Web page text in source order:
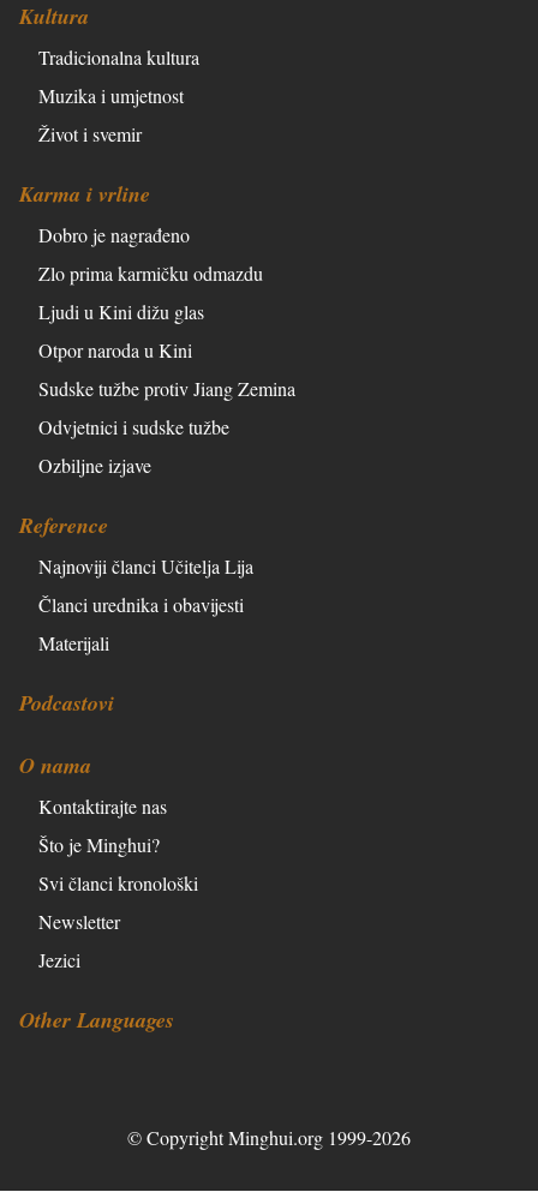
Kultura
Tradicionalna kultura
Muzika i umjetnost
Život i svemir
Karma i vrline
Dobro je nagrađeno
Zlo prima karmičku odmazdu
Ljudi u Kini dižu glas
Otpor naroda u Kini
Sudske tužbe protiv Jiang Zemina
Odvjetnici i sudske tužbe
Ozbiljne izjave
Reference
Najnoviji članci Učitelja Lija
Članci urednika i obavijesti
Materijali
Podcastovi
O nama
Kontaktirajte nas
Što je Minghui?
Svi članci kronološki
Newsletter
Jezici
Other Languages
© Copyright Minghui.org 1999-2026